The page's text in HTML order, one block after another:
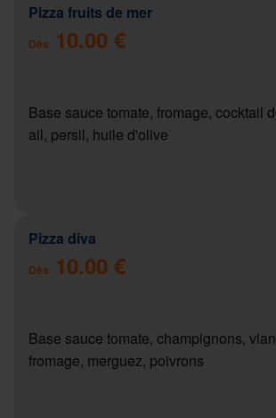
Pizza fruits de mer
Dès 10.00 €
Base sauce tomate, fromage, cocktail
ail, persil, huile d'olive
Pizza diva
Dès 10.00 €
Base sauce tomate, champignons,
fromage, merguez, poivrons